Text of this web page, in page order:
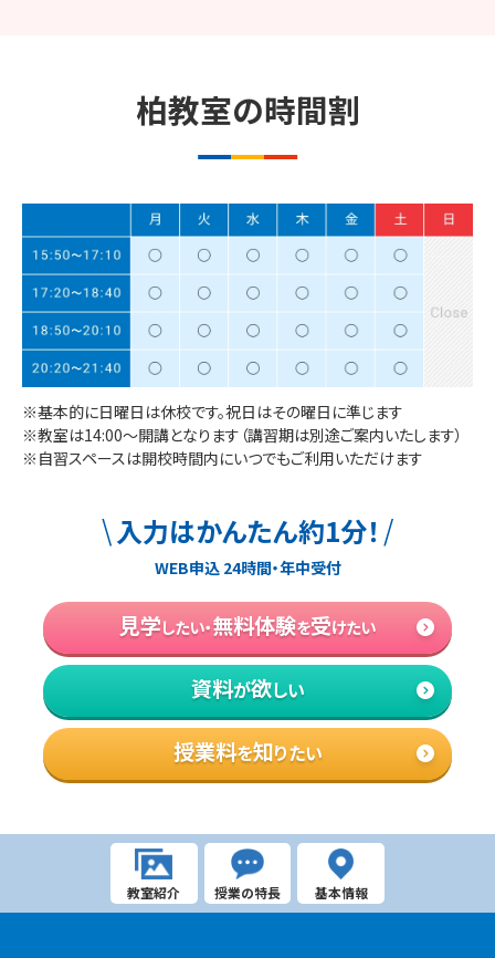
01い
全科目個別カリキュラム
一人ひとりの今の学力と志望大の合格ライン、
使える時間から逆算した、
個別カリキュラム
を
策定。参考書・問題集に至るまで個別に選定
し、全科目で「いつまでに・何を・どのレベルま
で」を明確にして学習を進めます。
特長
総合点で合格点を上回るように、全科目
指導で時間の最適配分を設計。1日単位で
やることを明確にします。
長期学習計画の例
大学受験対策には市販されている多くの
教材の中から、お子さまの学び方に合った
のか提示します。
柏​教室の時間割
※基本的に日曜日は休校です。祝日はその曜日に準じます
※教室は14:00～開講となります（講習期は別途ご案内いたします）
※自習スペースは開校時間内にいつでもご利用いただけます
\ 入力はかんたん約1分！ /
WEB申込 24時間・年中受付
見学したい・無料体験を受けたい
資料が欲しい
授業料を知りたい
教室紹介 授業の特長 基本情報